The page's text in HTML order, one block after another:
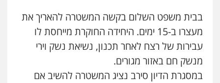
בבית משפט השלום בקשה המשטרה להאריך את
מעצרו ב-15 ימים. היחידה החוקרת מייחסת לו
עבירות של רצח לאחר תכנון, נשיאת נשק וירי
מנשק חם באזור מגורים.
במסגרת הדיון סירב נציג המשטרה להשיב אם